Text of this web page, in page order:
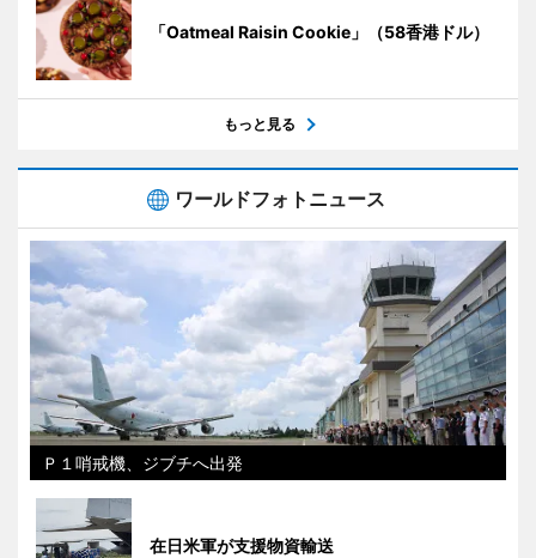
「Oatmeal Raisin Cookie」（58香港ドル）
もっと見る
ワールドフォトニュース
Ｐ１哨戒機、ジブチへ出発
在日米軍が支援物資輸送